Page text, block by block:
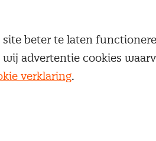
beter te laten
advertentie cookies
verklaring.